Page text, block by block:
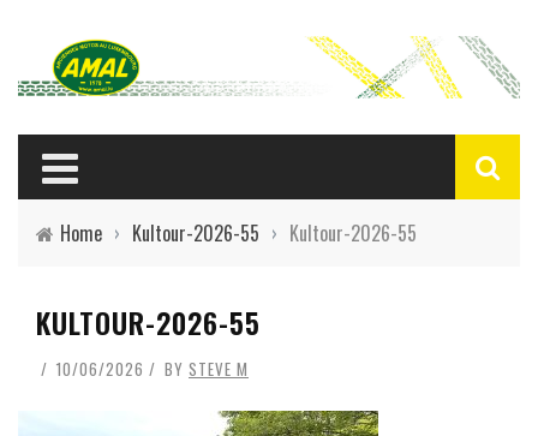
Home › Kultour-2026-55 › Kultour-2026-55
KULTOUR-2026-55
10/06/2026 BY STEVE M